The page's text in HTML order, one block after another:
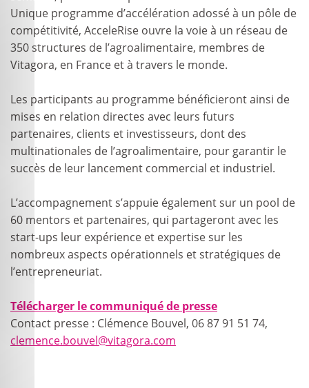
Unique programme d’accélération adossé à un pôle de
compétitivité, AcceleRise ouvre la voie à un réseau de
350 structures de l’agroalimentaire, membres de
Vitagora, en France et à travers le monde.
Les participants au programme bénéficieront ainsi de
mises en relation directes avec leurs futurs
partenaires, clients et investisseurs, dont des
multinationales de l’agroalimentaire, pour garantir le
succès de leur lancement commercial et industriel.
L’accompagnement s’appuie également sur un pool de
60 mentors et partenaires, qui partageront avec les
start-ups leur expérience et expertise sur les
nombreux aspects opérationnels et stratégiques de
l’entrepreneuriat.
Télécharger le communiqué de presse
Contact presse : Clémence Bouvel, 06 87 91 51 74,
clemence.bouvel@vitagora.com